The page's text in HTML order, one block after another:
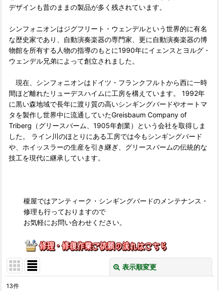
デザインも昔のままの製品が多く残されています。
シンフォニオンはジグフリート・ウェンデルという世界的に有名
な歴史家であり、自動演奏楽器の専門家、更に自動演奏楽器の博
物館を所有する人物の指導のもとに1990年にイェンスとヨルグ・
ウェンデル兄弟によって創立されました。
現在、シンフォニオンはドイツ・フランクフルトから西に一時
間ほど離れたリューデスハイムに工房を構えています。 1992年
に黒い森地域で長年に渡り質の高いシンギングバードやオートマ
タを製作し世界中に流通していたGreisbaum Company of
Triberg（グリースバーム、1905年創業）という会社を取得しま
した。 ライン川のほとりにある工房では今もシンギングバード
や、ホイッスラーの生産を引き継ぎ、グリースバームの伝統的な
技工を現代に継承しています。
榎屋ではアンティーク・シンギングバードのメンテナンス・
修理も行っておりますので
お気軽にお問い合わせください。
表示順変更
13件